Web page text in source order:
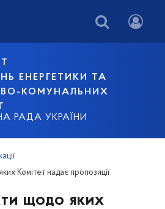
ЕНЕРГЕТИКИ ТА
КОМУНАЛЬНИХ
РАДА УКРАЇНИ
Комітет надає пропозиції
щодо яких